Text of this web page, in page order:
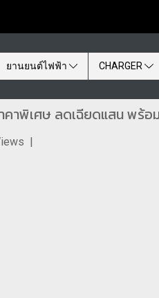
ยานยนต์ไฟฟ้า CHARGER
คาพิเศษ ลดเฉียดแสน พร้
|